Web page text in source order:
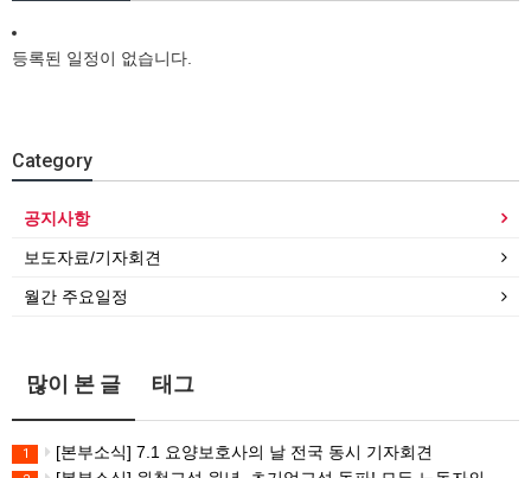
등록된 일정이 없습니다.
Category
공지사항
보도자료/기자회견
월간 주요일정
많이 본 글 태그
1 [본부소식] 7.1 요양보호사의 날 전국 동시 기자회견